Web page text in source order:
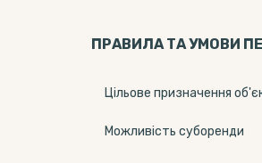
ПРАВИЛА ТА УМОВИ
Цільове призначення
Можливість суборенди